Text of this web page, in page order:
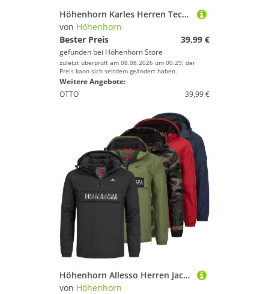
Höhenhorn Karles Herren Tech Hoodie Kapuzen Pullover Hoody Sweatshirt Sportswear L Hellgrau
von Höhenhorn
Bester Preis
39,99 €
gefunden bei Höhenhorn Store
zuletzt überprüft am 08.08.2026 um 00:29; der
Preis kann sich seitdem geändert haben.
Weitere Angebote:
OTTO
39,99 €
Höhenhorn Allesso Herren Jacke mit Bauchtasche Windbreaker Gefüttert XL / Schwarz
von Höhenhorn